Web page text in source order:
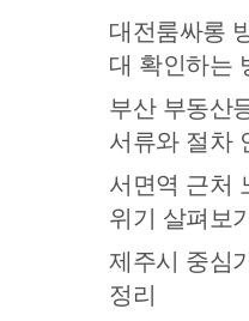
대전룸싸롱
대 확인하는
부산 부동산
서류와 절차
서면역 근처
위기 살펴보
제주시 중심
정리